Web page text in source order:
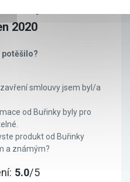
2020
potěšilo?
smlouvy jsem byl/a
od Buřinky byly pro
produkt od Buřinky
a známým?
5.0/5